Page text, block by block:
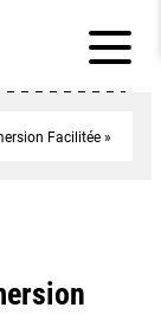
Facilitée »